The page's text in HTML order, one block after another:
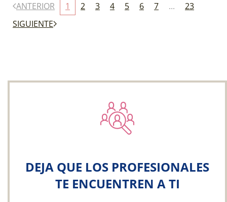
ANTERIOR 1 2 3 4 5 6 7 ...
23
SIGUIENTE
DEJA QUE LOS PROFESIONALES
TE ENCUENTREN A TI